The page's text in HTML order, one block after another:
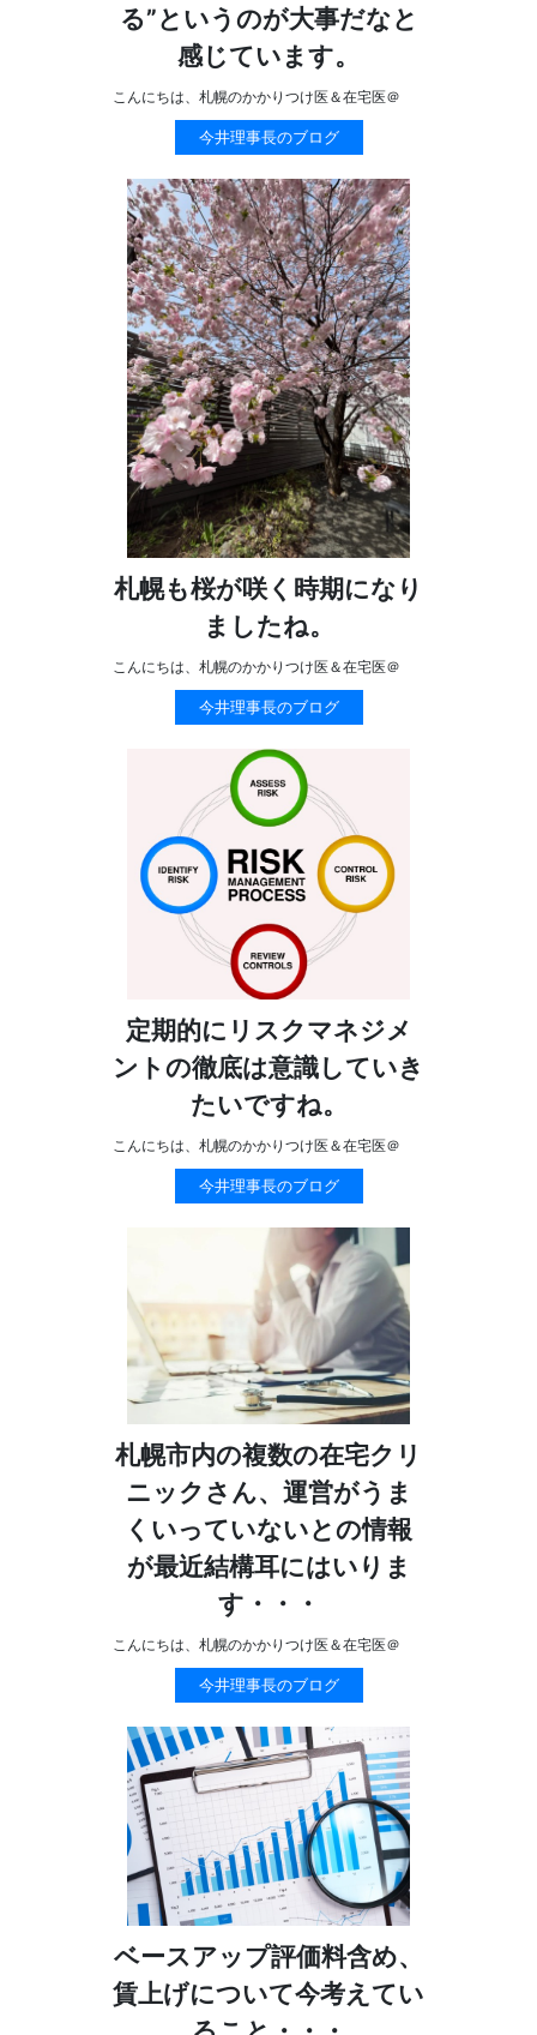
る”というのが大事だなと
感じています。
こんにちは、札幌のかかりつけ医＆在宅医＠
今井理事長のブログ
札幌も桜が咲く時期になり
ましたね。
こんにちは、札幌のかかりつけ医＆在宅医＠
今井理事長のブログ
定期的にリスクマネジメ
ントの徹底は意識していき
たいですね。
こんにちは、札幌のかかりつけ医＆在宅医＠
今井理事長のブログ
札幌市内の複数の在宅クリ
ニックさん、運営がうま
くいっていないとの情報
が最近結構耳にはいりま
す・・・
こんにちは、札幌のかかりつけ医＆在宅医＠
今井理事長のブログ
ベースアップ評価料含め、
賃上げについて今考えてい